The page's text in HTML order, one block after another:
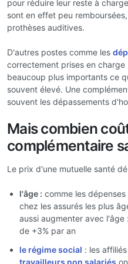
pour réduire leur reste à
sont en effet peu remboursées,
prothèses auditives.
D'autres postes comme les
correctement prises en
beaucoup plus importants ce
souvent élevé. Une
souvent les dépassements
Mais combien
complémentaire
Le prix d'une mutuelle santé
l'âge : comme les
chez les assurés les plus
aussi augmenter avec l'âge
de +3% par an
le régime social : les
travailleurs non salariés